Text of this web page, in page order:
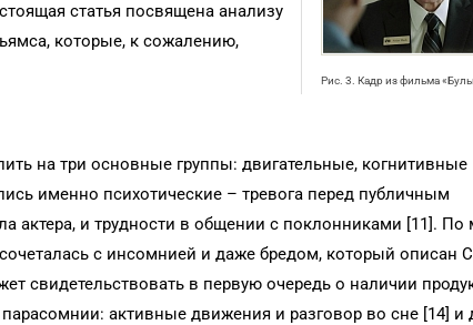
Рис. 3. Кадр из фильма
статья посвящена анализу
которые, к сожалению,
на три основные группы: двигательные, когнитивные
именно психотические – тревога перед публичным
актера, и трудности в общении с поклонниками [11]. По
с инсомнией и даже бредом, который описан
свидетельствовать в первую очередь о наличии
активные движения и разговор во сне [14] и